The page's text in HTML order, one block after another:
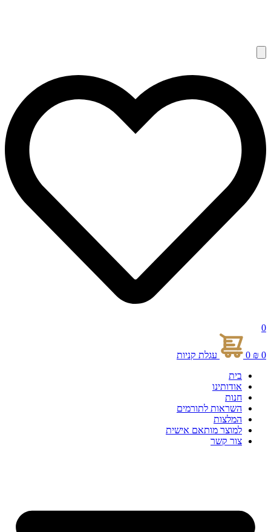
0
₪ 0
0
עגלת קניות
בית
אודותינו
חנות
השראות לתורמים
המלצות
למוצר מותאם אישית
צור קשר